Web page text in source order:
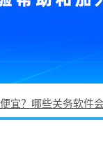
宜？哪些关务软件